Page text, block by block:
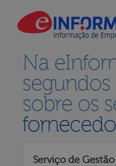
Na
sobre os
Serviço de